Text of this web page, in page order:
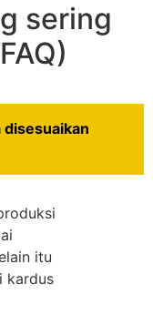
sering
itu
kardus